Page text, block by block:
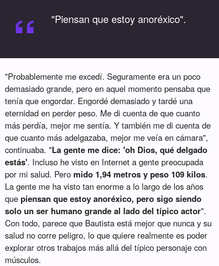
“ "Piensan que estoy anoréxico".
"Probablemente me excedí. Seguramente era un poco
demasiado grande, pero en aquel momento pensaba que
tenía que engordar. Engordé demasiado y tardé una
eternidad en perder peso. Me di cuenta de que cuanto
más perdía, mejor me sentía. Y también me di cuenta de
que cuanto más adelgazaba, mejor me veía en cámara",
continuaba. "La gente me dice: 'oh Dios, qué delgado
estás'. Incluso he visto en Internet a gente preocupada
por mi salud. Pero mido 1,94 metros y peso 109 kilos.
La gente me ha visto tan enorme a lo largo de los años
que piensan que estoy anoréxico, pero sigo siendo
solo un ser humano grande al lado del típico actor".
Con todo, parece que Bautista está mejor que nunca y su
salud no corre peligro, lo que quiere realmente es poder
explorar otros trabajos más allá del típico personaje con
músculos.